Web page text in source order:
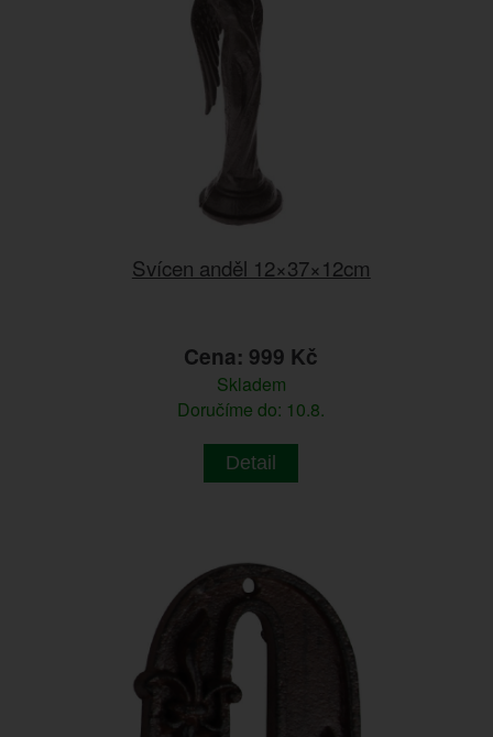
Svícen anděl 12×37×12cm
Cena: 999 Kč
Skladem
Doručíme do: 10.8.
Detail